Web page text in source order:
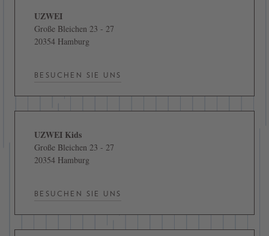
UZWEI
Große Bleichen 23 - 27
20354 Hamburg
BESUCHEN SIE UNS
UZWEI Kids
Große Bleichen 23 - 27
20354 Hamburg
BESUCHEN SIE UNS